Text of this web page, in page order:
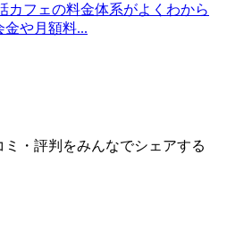
カフェの料金体系がよくわから
金や月額料...
・評判をみんなでシェアする